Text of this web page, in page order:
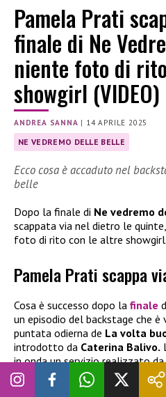
Pamela Prati
finale di Ne
niente foto di
showgirl (VIDEO)
ANDREA SANNA | 14 APRILE 2025
NE VEDREMO DELLE BELLE
Ecco cosa è accaduto nel
belle
Dopo la finale di Ne vedremo
scappata via nel dietro le
foto di rito con le altre
Pamela Prati scappa
Cosa è successo dopo la finale
un episodio del backstage che
puntata odierna de La volta
introdotto da Caterina Balivo.
in onda un servizio realizzato da
Pamela Pratinon appena si
via.